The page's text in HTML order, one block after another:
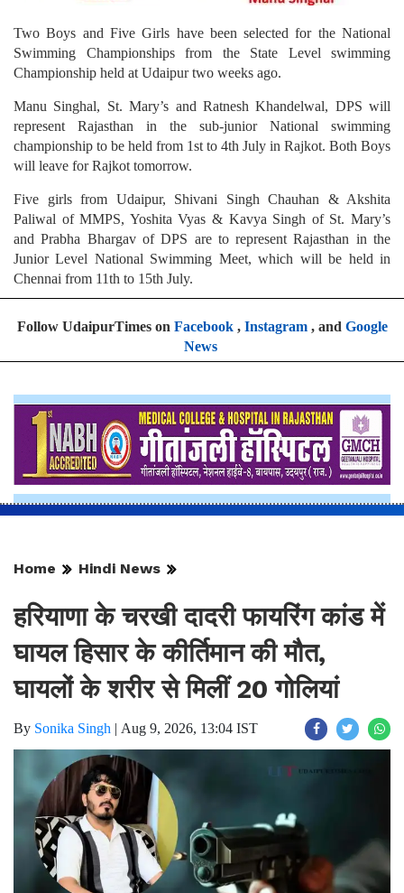
Two Boys and Five Girls have been selected for the National
Swimming Championships from the State Level swimming
Championship held at Udaipur two weeks ago.
Manu Singhal, St. Mary’s and Ratnesh Khandelwal, DPS will
represent Rajasthan in the sub-junior National swimming
championship to be held from 1st to 4th July in Rajkot. Both Boys
will leave for Rajkot tomorrow.
Five girls from Udaipur, Shivani Singh Chauhan & Akshita
Paliwal of MMPS, Yoshita Vyas & Kavya Singh of St. Mary’s
and Prabha Bhargav of DPS are to represent Rajasthan in the
Junior Level National Swimming Meet, which will be held in
Chennai from 11th to 15th July.
Follow UdaipurTimes on Facebook, Instagram, and Google
News
Home Hindi News
हरियाणा के चरखी दादरी फायरिंग कांड में
घायल हिसार के कीर्तिमान की मौत,
घायलों के शरीर से मिलीं 20 गोलियां
By Sonika Singh | Aug 9, 2026, 13:04 IST